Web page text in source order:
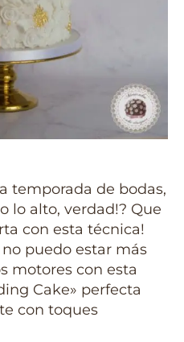
temporada de bodas,
lo alto, verdad!? Que
con esta técnica!
puedo estar más
motores con esta
Cake» perfecta
con toques